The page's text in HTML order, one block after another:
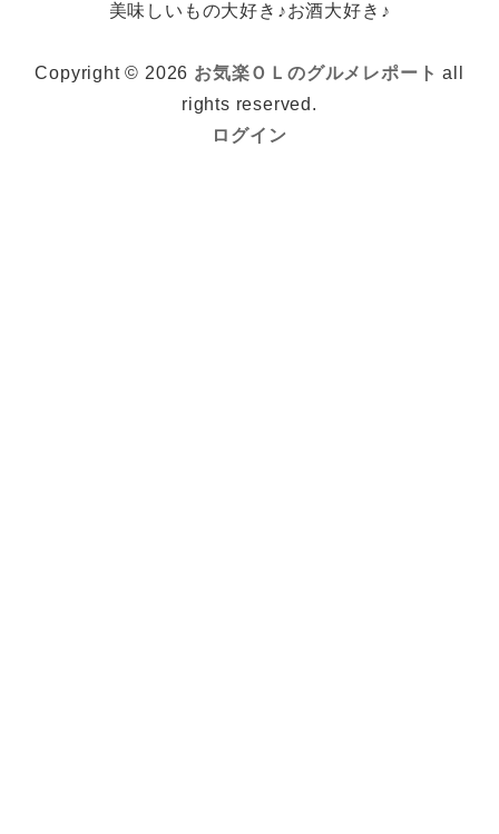
美味しいもの大好き♪お酒大好き♪
Copyright © 2026 お気楽ＯＬのグルメレポート all
rights reserved.
ログイン